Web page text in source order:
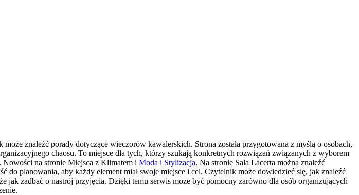
znaleźć porady dotyczące wieczorów kawalerskich. Strona została przygotowana z myślą o osobach,
chaosu. To miejsce dla tych, którzy szukają konkretnych rozwiązań związanych z wyborem
Nowości na stronie Miejsca z Klimatem i Moda i Stylizacja. Na stronie Sala Lacerta można znaleźć
planowania, aby każdy element miał swoje miejsce i cel. Czytelnik może dowiedzieć się, jak znaleźć
zadbać o nastrój przyjęcia. Dzięki temu serwis może być pomocny zarówno dla osób organizujących